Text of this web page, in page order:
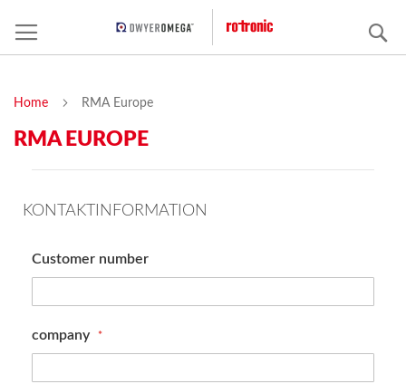
Home RMA Europe
RMA EUROPE
KONTAKTINFORMATION
Customer number
company